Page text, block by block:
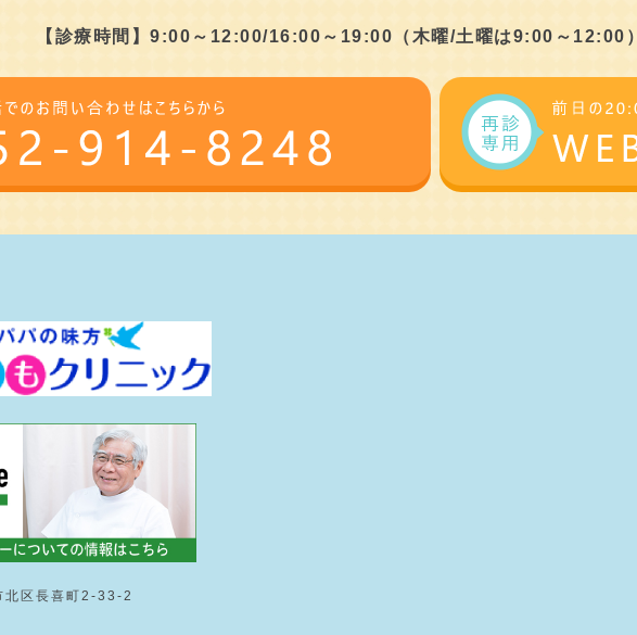
【診療時間】9:00～12:00/16:00～19:00 （木曜/土曜は9:00～12:00）
区長喜町2-33-2